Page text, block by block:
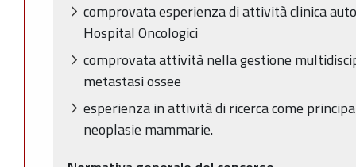
comprovata esperienza di attività clinica
Hospital Oncologici
comprovata attività nella gestione
metastasi ossee
esperienza in attività di ricerca come
neoplasie mammarie.